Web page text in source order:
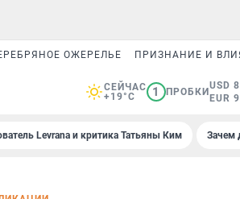
ОЖЕРЕЛЬЕ ПРИЗНАНИЕ И
СЕЙЧАС
+19°C
1 ПРОБКИ
USD
EUR
Levrana и критика Татьяны Ким Зачем